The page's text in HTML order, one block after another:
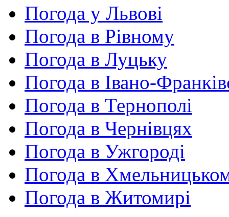
Погода у Львові
Погода в Рівному
Погода в Луцьку
Погода в Івано-
Погода в Тернополі
Погода в Чернівцях
Погода в Ужгороді
Погода в
Погода в Житомирі